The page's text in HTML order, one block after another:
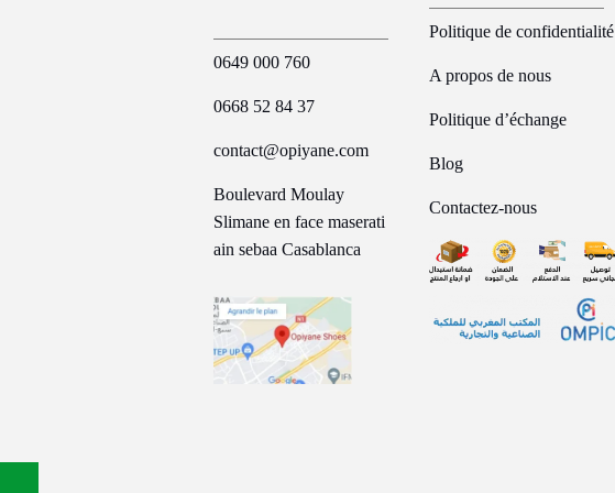
0649 000 760
0668 52 84 37
contact@opiyane.com
Boulevard Moulay
Slimane en face maserati
ain sebaa Casablanca
Politique de confidentialité
A propos de nous
Politique d’échange
Blog
Contactez-nous